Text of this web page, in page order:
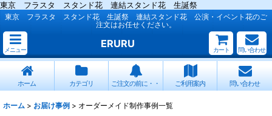
東京 フラスタ スタンド花 連結スタンド花 生誕祭
東京 フラスタ スタンド花 生誕祭 連結スタンド花 公演・イベント花のご
注文はお任せください。
メニュー
ERURU
カート 問い合わせ
ホーム カテゴリ ご注文の前に・・ ご利用案内 問い合わせ
ホーム > お届け事例 > オーダーメイド制作事例一覧